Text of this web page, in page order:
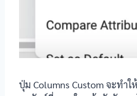
ปุ่ม Columns Custom จะทำ